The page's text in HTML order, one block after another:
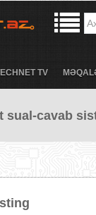
TV
sual-cavab